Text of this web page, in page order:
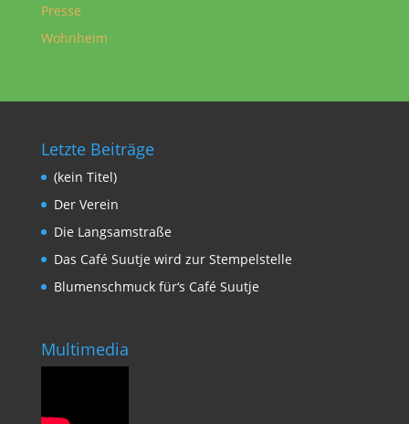
Presse
Wohnheim
Letzte Beiträge
(kein Titel)
Der Verein
Die Langsamstraße
Das Café Suutje wird zur Stempelstelle
Blumenschmuck für‘s Café Suutje
Multimedia